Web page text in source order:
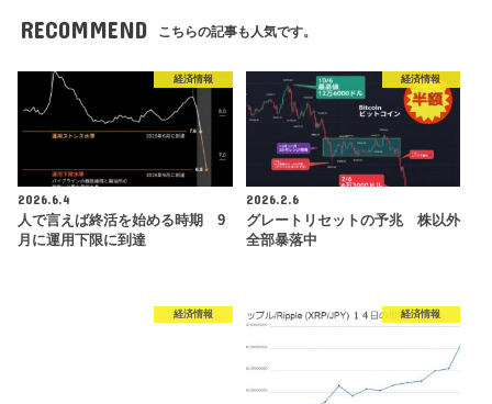
RECOMMEND こちらの記事も人気です。
経済情報
2026.6.4
人で言えば終活を始める時期 9
月に運用下限に到達
経済情報
2026.2.6
グレートリセットの予兆 株以外
全部暴落中
経済情報 経済情報